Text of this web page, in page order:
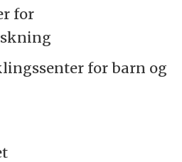
for
for barn og